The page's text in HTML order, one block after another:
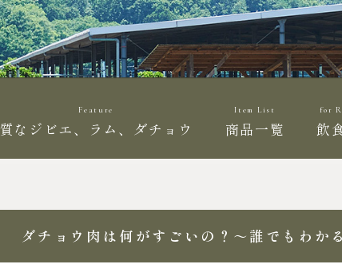
Feature
質なジビエ、ラム、ダチョウ
Item List
商品一覧
for
飲
ダチョウ肉は何がすごいの？～誰でもわか